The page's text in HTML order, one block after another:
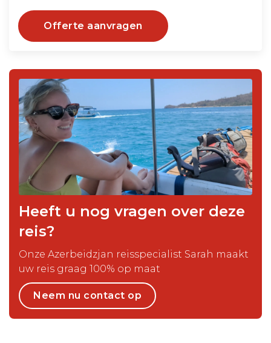
Offerte aanvragen
Heeft u nog vragen over deze
reis?
Onze Azerbeidzjan reisspecialist Sarah maakt
uw reis graag 100% op maat
Neem nu contact op